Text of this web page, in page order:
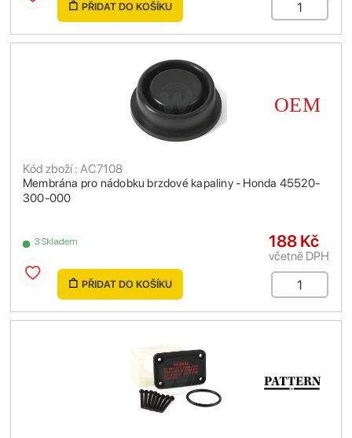
PŘIDAT DO KOŠÍKU
Membrána pro nádobku brzdové kapaliny - Honda 45520-
300-000
Kód zboží : AC7108
3 Skladem 188 Kč
včetně DPH
PŘIDAT DO KOŠÍKU